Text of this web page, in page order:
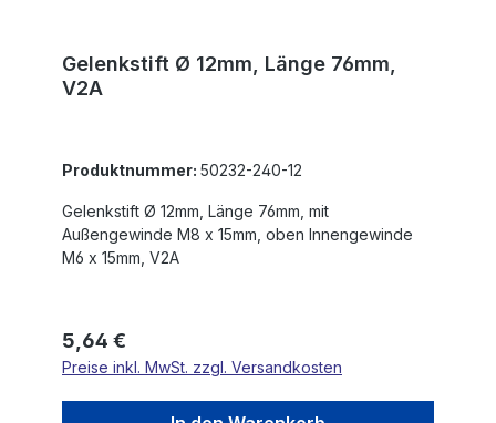
Gelenkstift Ø 12mm, Länge 76mm,
V2A
Produktnummer: 50232-240-12
Gelenkstift Ø 12mm, Länge 76mm, mit
Außengewinde M8 x 15mm, oben Innengewinde
M6 x 15mm, V2A
Regulärer Preis:
5,64 €
Preise inkl. MwSt. zzgl. Versandkosten